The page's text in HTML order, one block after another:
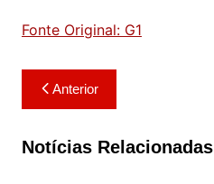
Fonte Original: G1
Navegação
de
Post
Anterior
Notícias Relacionadas